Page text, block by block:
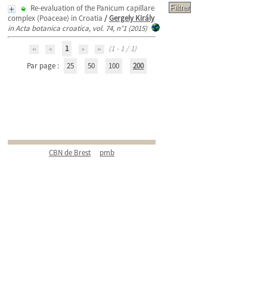
Re-evaluation of the Panicum capillare
complex (Poaceae) in Croatia /Gergely Király
in Acta botanica croatica, vol. 74, n°1 (2015)
1
(1 - 1 / 1)
Par page :
25 50 100 200
CBN de Brest pmb